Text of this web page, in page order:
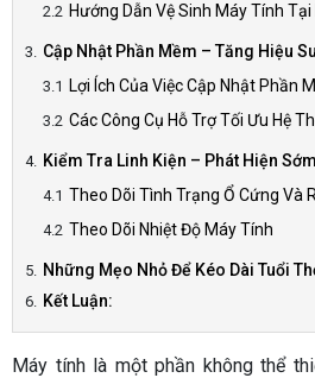
Hướng Dẫn Vệ Sinh Máy Tính Tại
Cập Nhật Phần Mềm – Tăng Hiệu
Lợi Ích Của Việc Cập Nhật Phần
Các Công Cụ Hỗ Trợ Tối Ưu Hệ
Kiểm Tra Linh Kiện – Phát Hiện
Theo Dõi Tình Trạng Ổ Cứng Và
Theo Dõi Nhiệt Độ Máy Tính
Những Mẹo Nhỏ Để Kéo Dài Tuổi
Kết Luận:
Máy tính là một phần không thể